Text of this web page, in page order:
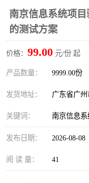
南京信息系统项
的测试方案
价格： 99.00 元/份 起
产品数量： 9999.00份
发货地址： 广东省广
关键词： 南京信息系
发布日期： 2026-08-08
阅 读 量： 41